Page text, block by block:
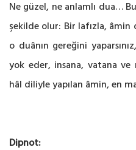
Ne güzel, ne anlamlı dua…
şekilde olur: Bir lafızla,
o duânın gereğini
yok eder, insana, vatana
hâl diliyle yapılan âmin, en
Dipnot: